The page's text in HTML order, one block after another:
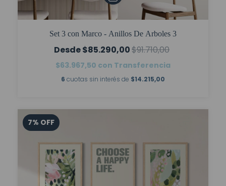
Set 3 con Marco - Anillos De Arboles 3
$85.290,00$91.710,00
$63.967,50 con Transferencia
6 cuotas sin interés de $14.215,00
7% OFF